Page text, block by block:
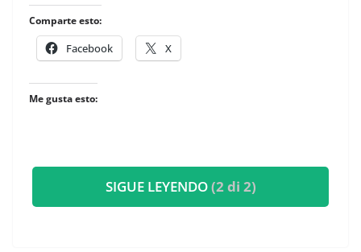
Comparte esto:
Facebook X
Me gusta esto:
SIGUE LEYENDO(2 di 2)